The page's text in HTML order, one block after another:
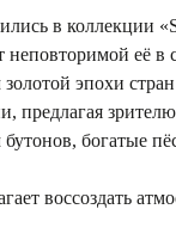
в коллекции
её в
эпохи
предлагая
богатые
воссоздать